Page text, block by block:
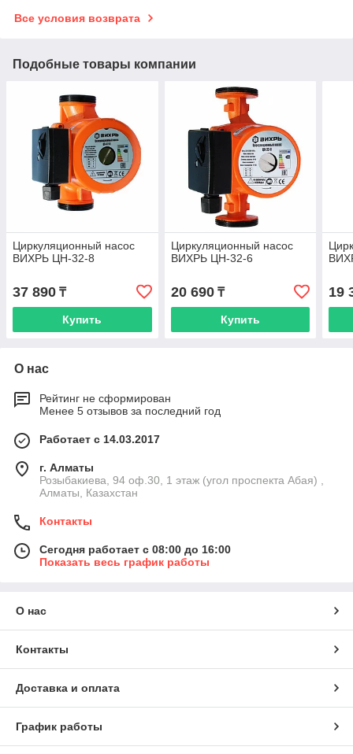
Все условия возврата
Подобные товары компании
Циркуляционный насос
ВИХРЬ ЦН-32-8
37 890 ₸
Купить
Циркуляционный насос
ВИХРЬ ЦН-32-6
20 690₸
Купить
19
О нас
Рейтинг не сформирован
Менее 5 отзывов за последний год
Работает с 14.03.2017
г. Алматы
Розыбакиева, 94 оф.30, 1 этаж (угол проспекта Абая) ,
Алматы, Казахстан
Контакты
Сегодня работает с 08:00 до 16:00
Показать весь график работы
О нас
Контакты
Доставка и оплата
График работы